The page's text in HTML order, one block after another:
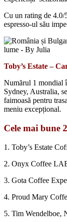
Cu un rating de
espresso-ul său
Toby’s Estate –
Numărul 1 mondial
Sydney, Australia,
faimoasă pentru
meniu excepțional.
Cele mai bune
1. Toby’s Estate
2. Onyx Coffee
3. Gota Coffee
4. Proud Mary
5. Tim Wendelboe,